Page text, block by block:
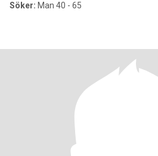
Söker: Man 40 - 65